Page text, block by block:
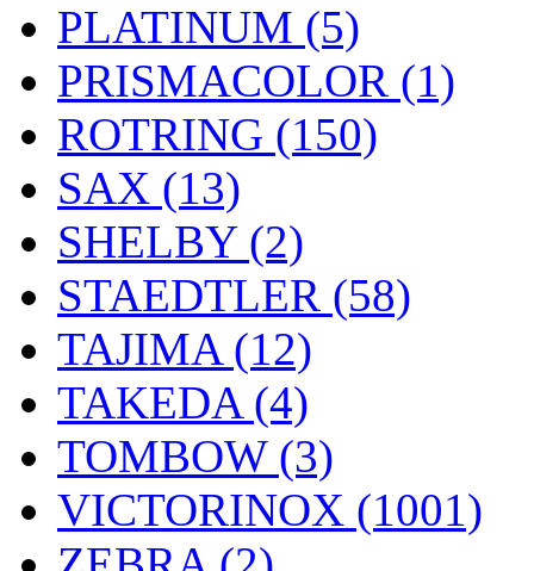
PLATINUM (5)
PRISMACOLOR (1)
ROTRING (150)
SAX (13)
SHELBY (2)
STAEDTLER (58)
TAJIMA (12)
TAKEDA (4)
TOMBOW (3)
VICTORINOX (1001)